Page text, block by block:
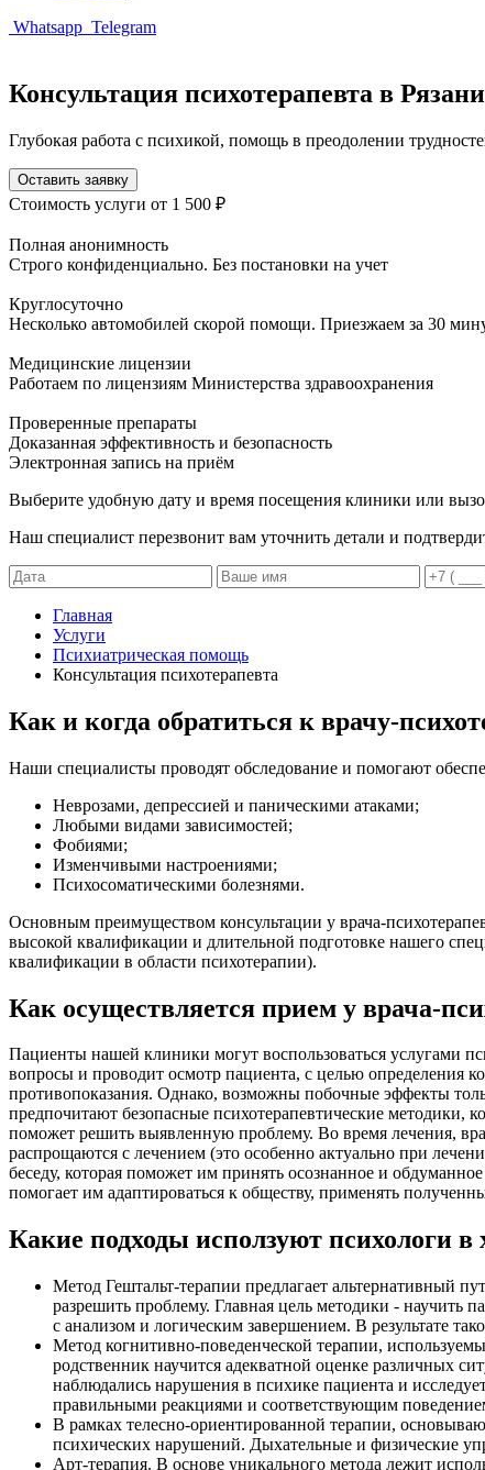
Whatsapp Telegram
Консультация психотерапевта в Рязани
Глубокая работа с психикой, помощь в преодолении
Оставить заявку
Стоимость услуги от 1 500 ₽
Полная анонимность
Строго конфиденциально. Без постановки на учет
Круглосуточно
Несколько автомобилей скорой помощи. Приезжаем за 30
Медицинские лицензии
Работаем по лицензиям Министерства здравоохранения
Проверенные препараты
Доказанная эффективность и безопасность
Электронная запись на приём
Выберите удобную дату и время посещения клиники или
Наш специалист перезвонит вам уточнить детали и
Главная
Услуги
Психиатрическая помощь
Консультация психотерапевта
Как и когда обратиться к врачу-
Наши специалисты проводят обследование и помогают
Неврозами, депрессией и паническими атаками;
Любыми видами зависимостей;
Фобиями;
Изменчивыми настроениями;
Психосоматическими болезнями.
Основным преимуществом консультации у врача-
высокой квалификации и длительной подготовке нашего
квалификации в области психотерапии).
Как осуществляется прием у врача-
Пациенты нашей клиники могут воспользоваться услугами
вопросы и проводит осмотр пациента, с целью определения
противопоказания. Однако, возможны побочные эффекты
предпочитают безопасные психотерапевтические
поможет решить выявленную проблему. Во время лечения,
распрощаются с лечением (это особенно актуально при
беседу, которая поможет им принять осознанное и
помогает им адаптироваться к обществу, применять
Какие подходы исползуют психологи в
Метод Гештальт-терапии предлагает альтернативный
разрешить проблему. Главная цель методики - научить
с анализом и логическим завершением. В результате
Метод когнитивно-поведенческой терапии,
родственник научится адекватной оценке различных
наблюдались нарушения в психике пациента и
правильными реакциями и соответствующим
В рамках телесно-ориентированной терапии,
психических нарушений. Дыхательные и физические
Арт-терапия. В основе уникального метода лежит